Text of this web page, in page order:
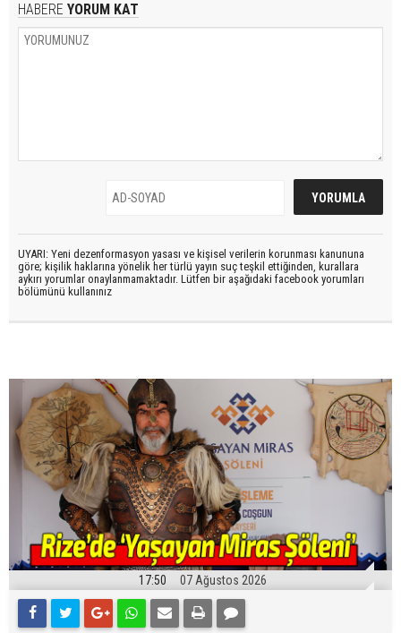
HABERE YORUM KAT
UYARI: Yeni dezenformasyon yasası ve kişisel verilerin korunması kanununa
göre; kişilik haklarına yönelik her türlü yayın suç teşkil ettiğinden, kurallara
aykırı yorumlar onaylanmamaktadır. Lütfen bir aşağıdaki facebook yorumları
bölümünü kullanınız
17:50 07 Ağustos 2026